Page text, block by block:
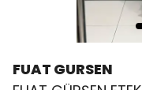
FUAT GURSEN